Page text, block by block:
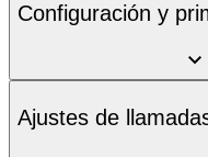
Configuración y
Ajustes de